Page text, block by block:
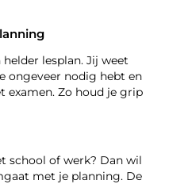
lesplan. Jij weet
ongeveer nodig hebt en
examen. Zo houd je grip
school of werk? Dan wil
met je planning. De